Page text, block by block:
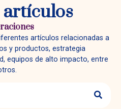
artículos
artículos relacionadas a
y productos, estrategia
equipos de alto impacto, entre